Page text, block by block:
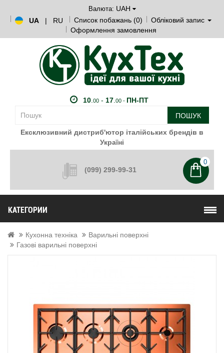
Валюта: UAH
UA
| RU Список побажань (0)
Обліковий запис
Оформлення замовлення
10. 00- 17. 00 - ПН-ПТ
ПОШУК
Ексклюзивний дистриб'ютор італійських брендів в
Україні
(099) 299-99-31
0
КАТЕГОРИИ
Кухонна техніка
Варильні поверхні
Газові варильні поверхні